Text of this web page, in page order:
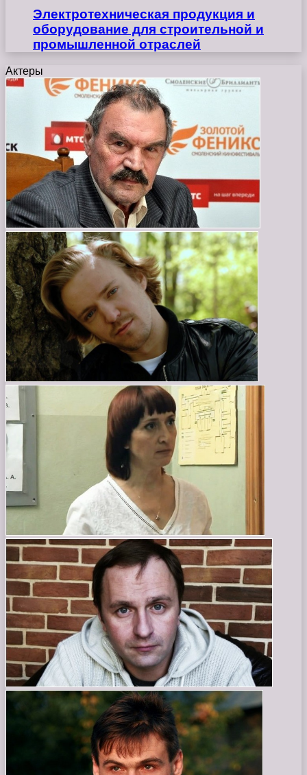
Электротехническая продукция и
оборудование для строительной и
промышленной отраслей
Актеры